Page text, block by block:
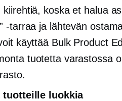
kiirehtiä, koska et halua
-tarraa ja lähtevän
käyttää Bulk Product
tuotetta varastossa
tuotteille luokkia